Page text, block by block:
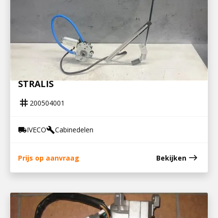
200504001
RAAMMECHANISME MET MOTOR RECHTS
STRALIS
tag 200504001
local_shippingIVECObuildCabinedelen
Prijs op aanvraag Bekijken east